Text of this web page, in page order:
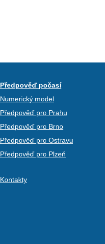
Předpověď počasí
Numerický model
Předpověď pro Prahu
Předpověď pro Brno
Předpověď pro Ostravu
Předpověď pro Plzeň
Kontakty